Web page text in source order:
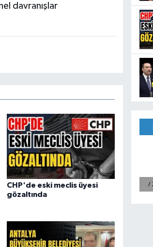
davranışlar
CHP'de eski meclis üyesi
gözaltında